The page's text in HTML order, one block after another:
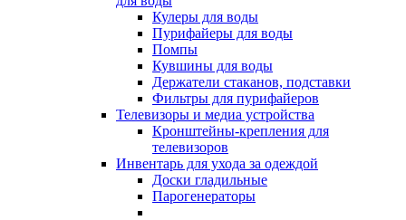
Кулеры для воды
Пурифайеры для воды
Помпы
Кувшины для воды
Держатели стаканов, подставки
Фильтры для пурифайеров
Телевизоры и медиа устройства
Кронштейны-крепления для
телевизоров
Инвентарь для ухода за одеждой
Доски гладильные
Парогенераторы